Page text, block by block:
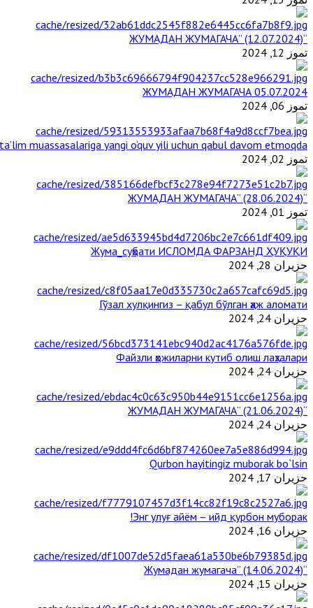
“ЖУМАДАН ЖУМАГАЧА” (12.07.2024)
تموز 12, 2024
ЖУМАДАН ЖУМАГАЧА 05.07.2024
تموز 06, 2024
muassasalariga yangi o‘quv yili uchun qabul davom etmoqda
تموز 02, 2024
“ЖУМАДАН ЖУМАГАЧА” (28.06.2024)
تموز 01, 2024
Жума_суҳбати ИСЛОМДА ФАРЗАНД ҲУҚУҚИ
حزيران 28, 2024
Гўзал хулқингиз – қабул бўлган ҳаж аломати
حزيران 24, 2024
Файзли ҳожиларни кутиб олиш лаҳзалари
حزيران 24, 2024
“ЖУМАДАН ЖУМАГАЧА” (21.06.2024)
حزيران 24, 2024
Qurbon hayitingiz muborak bo`lsin
حزيران 17, 2024
Энг улуғ айём – ийд қурбон муборак!
حزيران 16, 2024
“Жумадан жумагача” (14.06.2024)
حزيران 15, 2024